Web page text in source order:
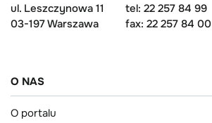
ul. Leszczynowa 11
03-197 Warszawa
tel: 22 257 84 99
fax: 22 257 84 00
O NAS
O portalu